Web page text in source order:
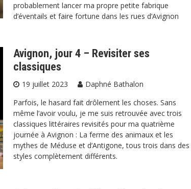
probablement lancer ma propre petite fabrique
d’éventails et faire fortune dans les rues d’Avignon
Avignon, jour 4 – Revisiter ses
classiques
19 juillet 2023
Daphné Bathalon
Parfois, le hasard fait drôlement les choses. Sans
même l’avoir voulu, je me suis retrouvée avec trois
classiques littéraires revisités pour ma quatrième
journée à Avignon : La ferme des animaux et les
mythes de Méduse et d’Antigone, tous trois dans des
styles complètement différents.